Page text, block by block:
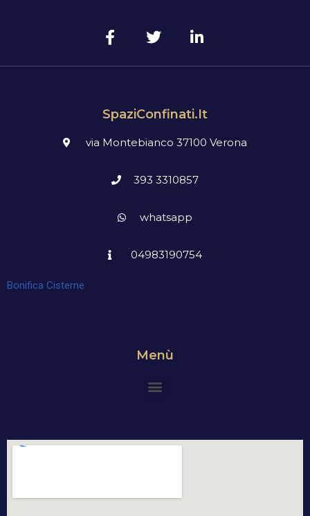
SpaziConfinati.it
via Montebianco 37100 Verona
393 3310857
whatsapp
04983190754
Bonifica Cisterne
Menù